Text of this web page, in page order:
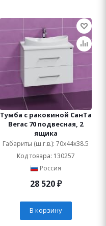
Тумба с раковиной СанТа
Вегас 70 подвесная, 2
ящика
Габариты (ш.г.в.): 70x44x38.5
Код товара: 130257
Россия
28 520₽
В корзину